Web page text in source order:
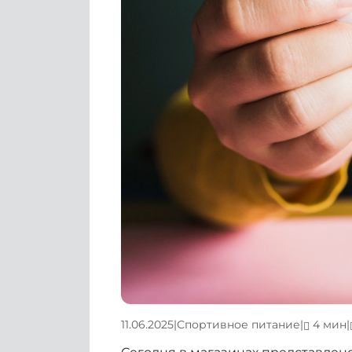
11.06.2025|Спортивное питание| 4 мин|